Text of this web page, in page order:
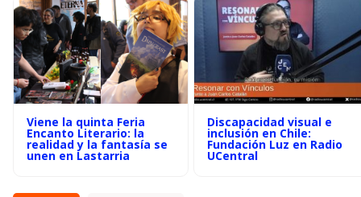
Viene la quinta Feria
Encanto Literario: la
realidad y la fantasía se
unen en Lastarria
Discapacidad visual e
inclusión en Chile:
Fundación Luz en Radio
UCentral